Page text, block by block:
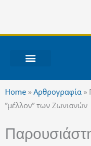
περιεχόμενο
Home » Αρθρογραφία »
”μέλλον” των Ζωνιανών